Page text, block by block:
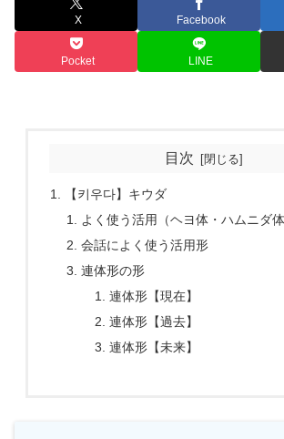
X Facebook
Pocket LINE
目次
【키우다】キウダ
よく使う活用（ヘヨ体・ハムニダ
会話によく使う活用形
連体形の形
連体形【現在】
連体形【過去】
連体形【未来】